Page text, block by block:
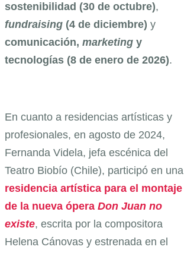
sostenibilidad (30 de octubre),
fundraising (4 de diciembre) y
comunicación, marketing y
tecnologías (8 de enero de 2026).
En cuanto a residencias artísticas y
profesionales, en agosto de 2024,
Fernanda Videla, jefa escénica del
Teatro Biobío (Chile), participó en una
residencia artística para el montaje
de la nueva ópera Don Juan no
existe, escrita por la compositora
Helena Cánovas y estrenada en el